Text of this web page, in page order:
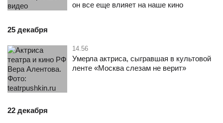
он все еще влияет на наше кино
25 декабря
Умерла актриса, сыгравшая в культовой
ленте «Москва слезам не верит»
14.56
22 декабря